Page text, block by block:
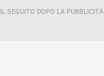
IL SEGUITO DOPO LA PUBBLICITÀ